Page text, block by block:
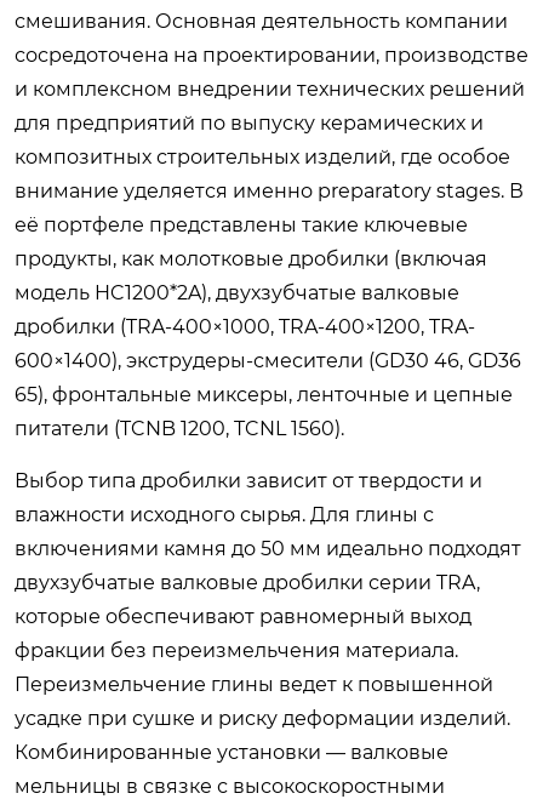
смешивания. Основная деятельность компании
сосредоточена на проектировании, производстве
и комплексном внедрении технических решений
для предприятий по выпуску керамических и
композитных строительных изделий, где особое
внимание уделяется именно preparatory stages. В
её портфеле представлены такие ключевые
продукты, как молотковые дробилки (включая
модель HC1200*2A), двухзубчатые валковые
дробилки (TRA-400×1000, TRA-400×1200, TRA-
600×1400), экструдеры-смесители (GD30 46, GD36
65), фронтальные миксеры, ленточные и цепные
питатели (TCNB 1200, TCNL 1560).
Выбор типа дробилки зависит от твердости и
влажности исходного сырья. Для глины с
включениями камня до 50 мм идеально подходят
двухзубчатые валковые дробилки серии TRA,
которые обеспечивают равномерный выход
фракции без переизмельчения материала.
Переизмельчение глины ведет к повышенной
усадке при сушке и риску деформации изделий.
Комбинированные установки — валковые
мельницы в связке с высокоскоростными